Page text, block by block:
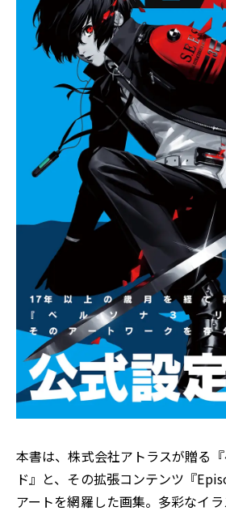
本書は、株式会社アトラスが贈る
ド』と、その拡張コンテンツ『
アートを網羅した画集。多彩なイラ